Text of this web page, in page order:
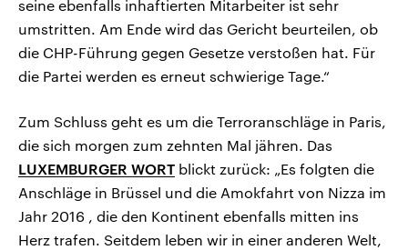
seine ebenfalls inhaftierten Mitarbeiter ist sehr
umstritten. Am Ende wird das Gericht beurteilen, ob
die CHP-Führung gegen Gesetze verstoßen hat. Für
die Partei werden es erneut schwierige Tage.“
Zum Schluss geht es um die Terroranschläge in Paris,
die sich morgen zum zehnten Mal jähren. Das
LUXEMBURGER WORT blickt zurück: „Es folgten die
Anschläge in Brüssel und die Amokfahrt von Nizza im
Jahr 2016 , die den Kontinent ebenfalls mitten ins
Herz trafen. Seitdem leben wir in einer anderen Welt,